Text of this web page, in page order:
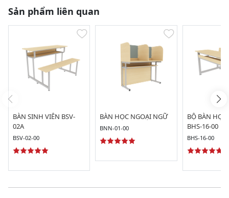
Sản phẩm liên quan
BÀN SINH VIÊN BSV-
02A
BSV-02-00
BÀN HỌC NGOẠI NGỮ
BNN-01-00
BỘ BÀN
BHS-16-00
BHS-16-00